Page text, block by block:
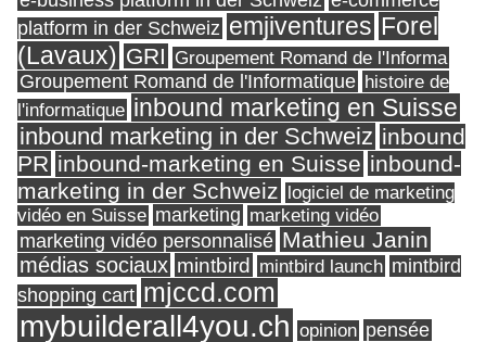
platform in der Schweiz emjiventures Forel
(Lavaux) GRI Groupement Romand de l'Informa
Groupement Romand de l'Informatique histoire de
l'informatique inbound marketing en Suisse
inbound marketing in der Schweiz inbound
PR inbound-marketing en Suisse inbound-
marketing in der Schweiz logiciel de marketing
vidéo en Suisse marketing marketing vidéo
marketing vidéo personnalisé Mathieu Janin
médias sociaux mintbird mintbird launch mintbird
shopping cart mjccd.com
mybuilderall4you.ch opinion pensée